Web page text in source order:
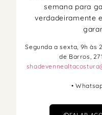
semana para
verdadeiramente
Segunda a sexta, 9h às
de Barros,
•